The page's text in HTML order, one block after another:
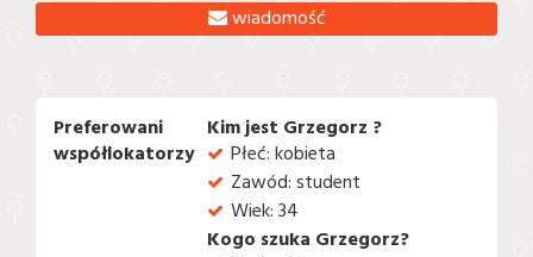
wiadomość
Preferowani
współlokatorzy
Kim jest Grzegorz ?
Płeć: kobieta
Zawód: student
Wiek: 34
Kogo szuka Grzegorz?